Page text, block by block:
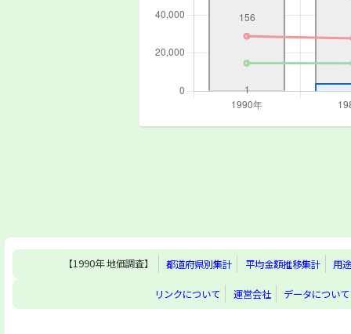
【1990年 地価調査】 都道府県別集計 平均金額推移集計 用
リンクについて 運営会社 データについて